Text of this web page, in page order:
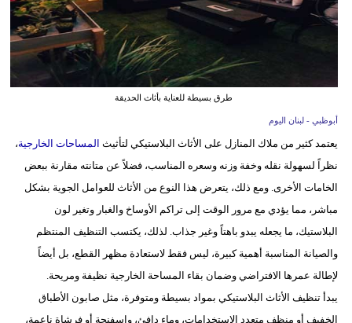
أخبار
إعلام
تعليم
أزياء
إسلامية
وتكنولوجيا
مدوَّنات
طرق بسيطة للعناية بأثاث الحديقة
أبوظبي - لبنان اليوم
يعتمد كثير من ملاك المنازل على الأثاث البلاستيكي لتأثيث المساحات الخارجية،
نظراً لسهولة نقله وخفة وزنه وسعره المناسب، فضلاً عن متانته مقارنة ببعض
الخامات الأخرى. ومع ذلك، يتعرض هذا النوع من الأثاث للعوامل الجوية بشكل
مباشر، مما يؤدي مع مرور الوقت إلى تراكم الأوساخ والغبار وتغير لون
البلاستيك، ما يجعله يبدو باهتاً وغير جذاب. لذلك، يكتسب التنظيف المنتظم
والصيانة المناسبة أهمية كبيرة، ليس فقط لاستعادة مظهر القطع، بل أيضاً
لإطالة عمرها الافتراضي وضمان بقاء المساحة الخارجية نظيفة ومريحة.
يبدأ تنظيف الأثاث البلاستيكي بمواد بسيطة ومتوفرة، مثل صابون الأطباق
الخفيف أو منظف متعدد الاستخدامات، وماء دافئ، وإسفنجة أو فرشاة ناعمة،